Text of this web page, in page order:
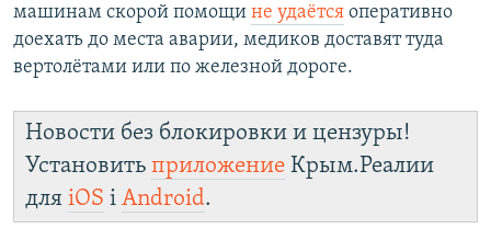
машинам скорой помощи не удаётся оперативно
доехать до места аварии, медиков доставят туда
вертолётами или по железной дороге.
Новости без блокировки и цензуры!
Установить приложение Крым.Реалии
для iOS і Android.